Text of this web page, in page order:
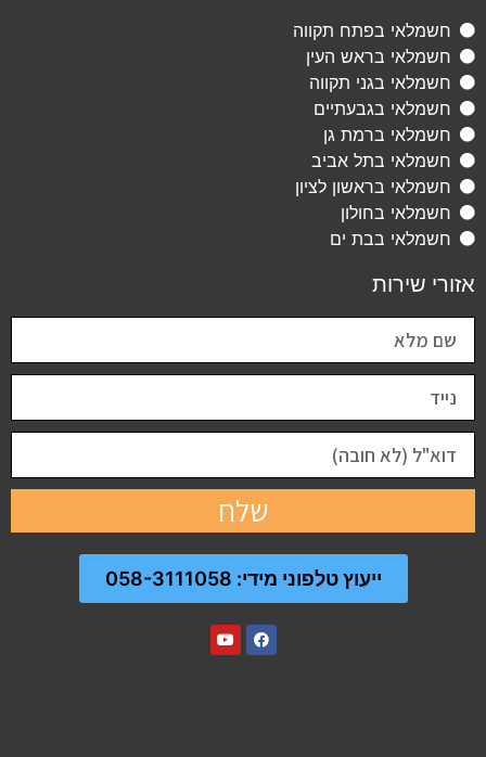
חשמלאי בפתח תקווה
חשמלאי בראש העין
חשמלאי בגני תקווה
חשמלאי בגבעתיים
חשמלאי ברמת גן
חשמלאי בתל אביב
חשמלאי בראשון לציון
חשמלאי בחולון
חשמלאי בבת ים
אזורי שירות
שלח
ייעוץ טלפוני מידי: 058-3111058